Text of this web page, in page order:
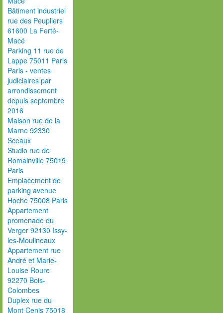
Bâtiment industriel
rue des Peupliers
61600 La Ferté-
Macé
Parking 11 rue de
Lappe 75011 Paris
Paris - ventes
judiciaires par
arrondissement
depuis septembre
2016
Maison rue de la
Marne 92330
Sceaux
Studio rue de
Romainville 75019
Paris
Emplacement de
parking avenue
Hoche 75008 Paris
Appartement
promenade du
Verger 92130 Issy-
les-Moulineaux
Appartement rue
André et Marie-
Louise Roure
92270 Bois-
Colombes
Duplex rue du
Mont Cenis 75018